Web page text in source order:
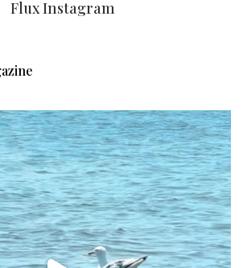
Flux Instagram